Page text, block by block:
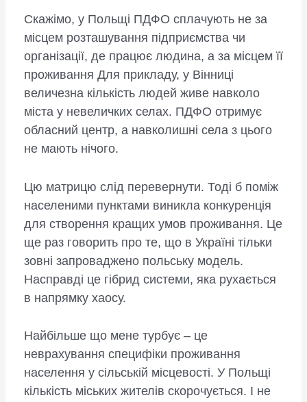
Скажімо, у Польщі ПДФО сплачують не за
місцем розташування підприємства чи
організації, де працює людина, а за місцем її
проживання Для прикладу, у Вінниці
величезна кількість людей живе навколо
міста у невеличких селах. ПДФО отримує
обласний центр, а навколишні села з цього
не мають нічого.
Цю матрицю слід перевернути. Тоді б поміж
населеними пунктами виникла конкуренція
для створення кращих умов проживання. Це
ще раз говорить про те, що в Україні тільки
зовні запроваджено польську модель.
Насправді це гібрид системи, яка рухається
в напрямку хаосу.
Найбільше що мене турбує – це
неврахування специфіки проживання
населення у сільській місцевості. У Польщі
кількість міських жителів скорочується. І не